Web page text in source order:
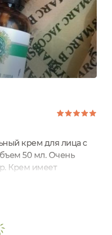
легко впитывается,
крем для лица с
50 мл. Очень
Крем имеет
но
успокаивает